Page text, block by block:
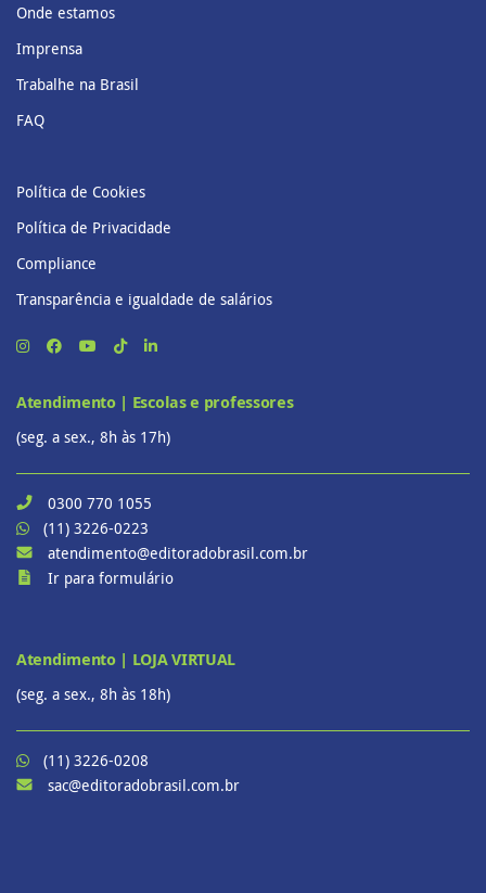
Onde estamos
Imprensa
Trabalhe na Brasil
FAQ
Política de Cookies
Política de Privacidade
Compliance
Transparência e igualdade de salários
Atendimento | Escolas e professores
(seg. a sex., 8h às 17h)
0300 770 1055
(11) 3226-0223
atendimento@editoradobrasil.com.br
Ir para formulário
Atendimento | LOJA VIRTUAL
(seg. a sex., 8h às 18h)
(11) 3226-0208
sac@editoradobrasil.com.br